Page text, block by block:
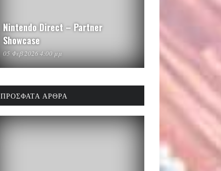
Nintendo Direct – Partner
Showcase
05 Φεβ 2026 4:00 μμ
ΠΡΌΣΦΑΤΑ ΆΡΘΡΑ